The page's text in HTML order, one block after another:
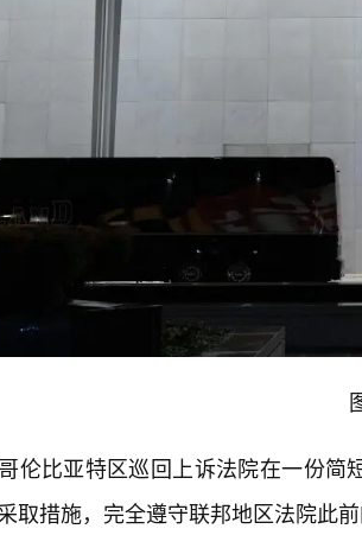
伦比亚特区巡回上诉法院在一份
取措施，完全遵守联邦地区法院此